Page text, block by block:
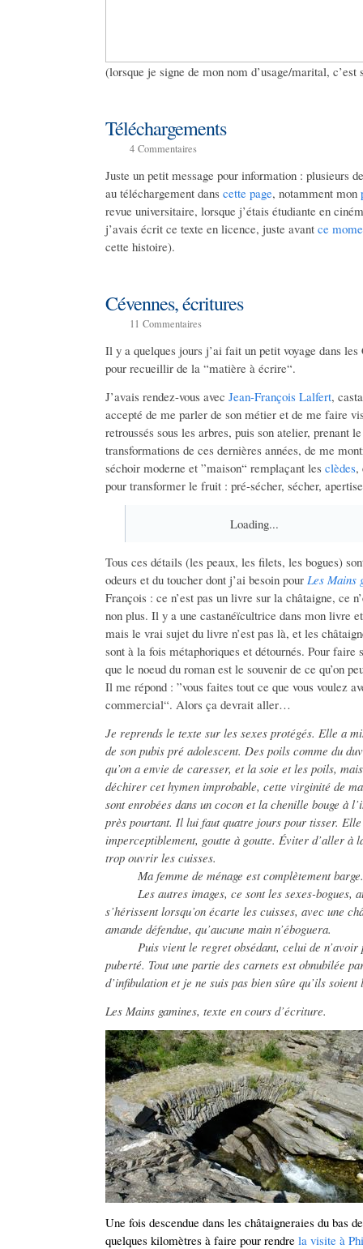
(lorsque je signe de mon nom d’usage/marital,
Téléchargements
4 Commentaires
Juste un petit message pour information : plusieurs
au téléchargement dans cette page, notamment mon
revue universitaire, lorsque j’étais étudiante en
j’avais écrit ce texte en licence, juste avant ce
cette histoire).
Cévennes, écritures
11 Commentaires
Il y a quelques jours j’ai fait un petit voyage dans les
pour recueillir de la “matière à écrire“.
J’avais rendez-vous avec Jean-François Lalfert,
accepté de me parler de son métier et de me faire
retroussés sous les arbres, puis son atelier, prenant
transformations de ces dernières années, de me
séchoir moderne et ”maison“ remplaçant les clèdes,
pour transformer le fruit : pré-sécher, sécher,
Loading...
Tous ces détails (les peaux, les filets, les bogues)
odeurs et du toucher dont j’ai besoin pour Les Mains
François : ce n’est pas un livre sur la châtaigne, ce
non plus. Il y a une castanéïcultrice dans mon livre
mais le vrai sujet du livre n’est pas là, et les
sont à la fois métaphoriques et détournés. Pour
que le noeud du roman est le souvenir de ce qu’on
Il me répond : ”vous faites tout ce que vous voulez
commercial“. Alors ça devrait aller…
Je reprends le texte sur les sexes protégés. Elle a
de son pubis pré adolescent. Des poils comme du
qu’on a envie de caresser, et la soie et les poils,
déchirer cet hymen improbable, cette virginité de
sont enrobées dans un cocon et la chenille bouge à
près pourtant. Il lui faut quatre jours pour tisser.
imperceptiblement, goutte à goutte. Éviter d’aller à
trop ouvrir les cuisses.
Ma femme de ménage est complètement barge.
Les autres images, ce sont les sexes-bogues,
s’hérissent lorsqu’on écarte les cuisses, avec une
amande défendue, qu’aucune main n’éboguera.
Puis vient le regret obsédant, celui de n’avoir
puberté. Tout une partie des carnets est obnubilée
d’infibulation et je ne suis pas bien sûre qu’ils
Les Mains gamines, texte en cours d’écriture.
Une fois descendue dans les châtaigneraies du bas
quelques kilomètres à faire pour rendre la visite à